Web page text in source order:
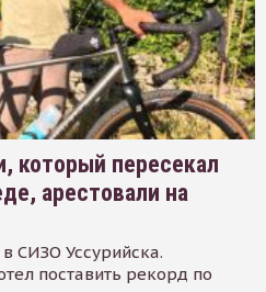
который пересекал
арестовали на
СИЗО Уссурийска.
поставить рекорд по